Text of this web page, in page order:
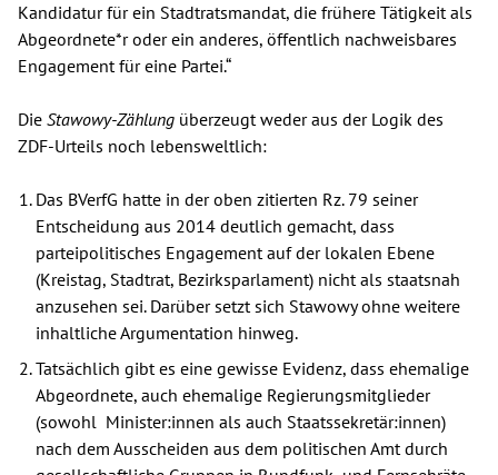
Kandidatur für ein Stadtratsmandat, die frühere Tätigkeit als
Abgeordnete*r oder ein anderes, öffentlich nachweisbares
Engagement für eine Partei.“
Die Stawowy-Zählung überzeugt weder aus der Logik des
ZDF-Urteils noch lebensweltlich:
Das BVerfG hatte in der oben zitierten Rz. 79 seiner
Entscheidung aus 2014 deutlich gemacht, dass
parteipolitisches Engagement auf der lokalen Ebene
(Kreistag, Stadtrat, Bezirksparlament) nicht als staatsnah
anzusehen sei. Darüber setzt sich Stawowy ohne weitere
inhaltliche Argumentation hinweg.
Tatsächlich gibt es eine gewisse Evidenz, dass ehemalige
Abgeordnete, auch ehemalige Regierungsmitglieder
(sowohl Minister:innen als auch Staatssekretär:innen)
nach dem Ausscheiden aus dem politischen Amt durch